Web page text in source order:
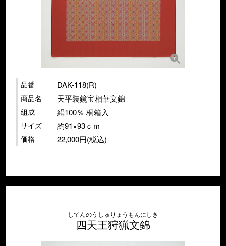
品番
DAK-118(R)
商品名
天平装鏡宝相華文錦
組成
絹100％ 桐箱入
サイズ
約91×93ｃｍ
価格
22,000円(税込)
してんのうしゅりょうもんにしき
四天王狩猟文錦